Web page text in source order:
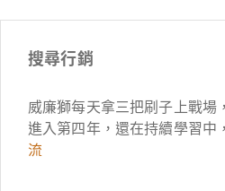
搜尋行銷
威廉獅每天拿三把刷子上戰場
進入第四年，還在持續學習中
流